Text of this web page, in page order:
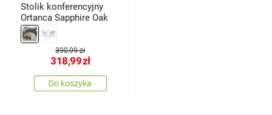
Stolik konferencyjny
Ortanca Sapphire Oak
390,99 zł
318,99zł
Do koszyka